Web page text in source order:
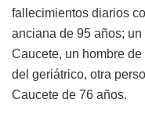
fallecimientos diarios
anciana de 95 años;
Caucete, un hombre
del geriátrico, otra
Caucete de 76 años.